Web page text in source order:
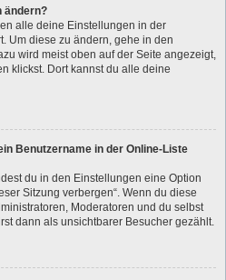
ändern?
alle deine Einstellungen in der
Um diese zu ändern, gehe in den
wird meist oben auf der Seite angezeigt,
klickst. Dort kannst du alle deine
Benutzername in der Online-Liste
du in den Einstellungen eine Option
Sitzung verbergen“. Wenn du diese
Moderatoren und du selbst
dann als unsichtbarer Besucher gezählt.